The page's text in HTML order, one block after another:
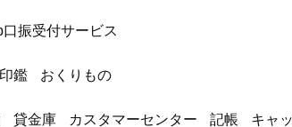
口振受付サービス
印鑑 おくりもの
貸金庫 カスタマーセンター 記帳 キャ